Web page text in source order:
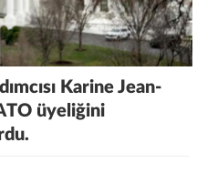
Karine Jean-
üyeliğini